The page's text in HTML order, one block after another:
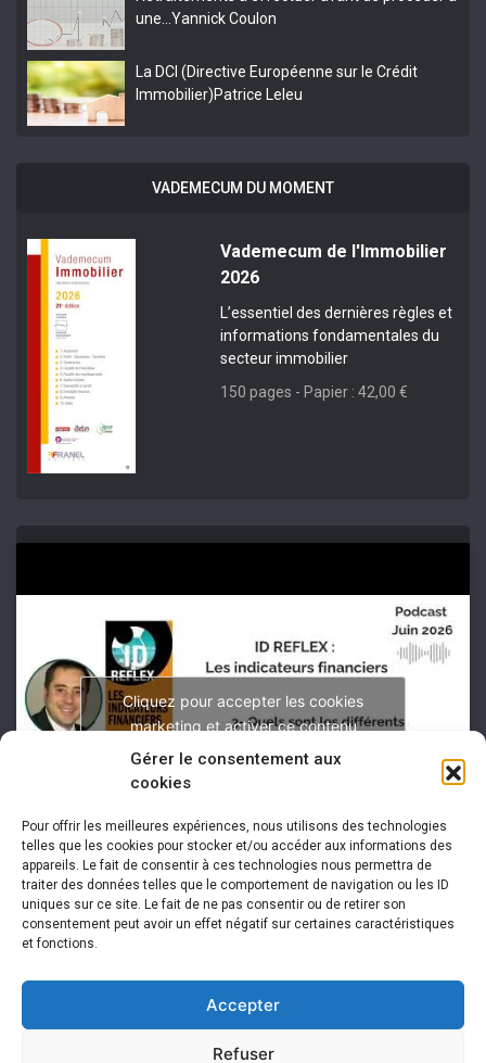
Gérer le consentement aux
cookies
Pour offrir les meilleures expériences, nous utilisons des technologies
telles que les cookies pour stocker et/ou accéder aux informations des
appareils. Le fait de consentir à ces technologies nous permettra de
traiter des données telles que le comportement de navigation ou les ID
uniques sur ce site. Le fait de ne pas consentir ou de retirer son
consentement peut avoir un effet négatif sur certaines caractéristiques
et fonctions.
Accepter
Refuser
une…Yannick Coulon
La DCI (Directive Européenne sur le Crédit
Immobilier)Patrice Leleu
VADEMECUM DU MOMENT
Vademecum de l'Immobilier
2026
L’essentiel des dernières règles et
informations fondamentales du
secteur immobilier
150 pages - Papier : 42,00 €
Cliquez pour accepter les cookies
marketing et activer ce contenu